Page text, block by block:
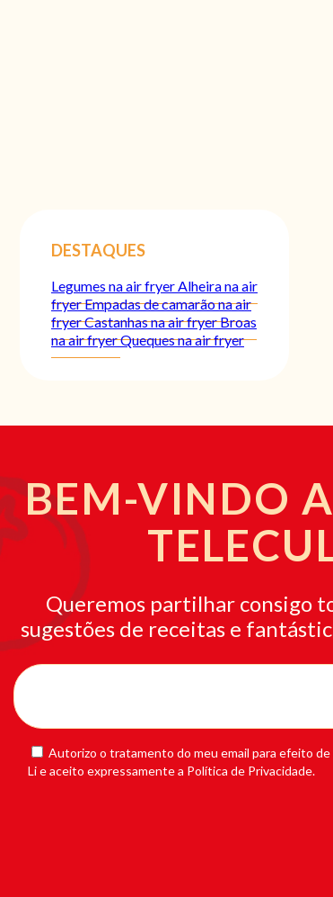
DESTAQUES
Legumes na air fryerAlheira na air
fryerEmpadas de camarão na air
fryerCastanhas na air fryerBroas
na air fryerQueques na air fryer
BEM-VINDO
Queremos partilhar consigo
sugestões de receitas e
Autorizo o tratamento do meu email para efeito
Li e aceito expressamente a Política de Privacidade.